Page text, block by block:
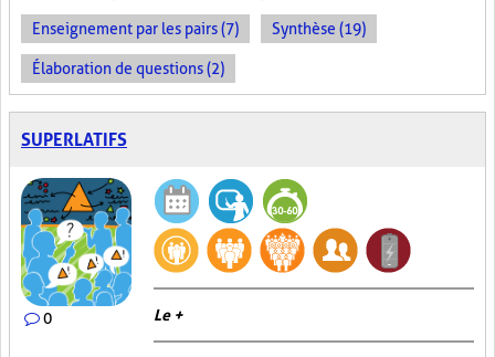
Enseignement par les pairs (7) Synthèse (19)
Élaboration de questions (2)
SUPERLATIFS
0 Le +